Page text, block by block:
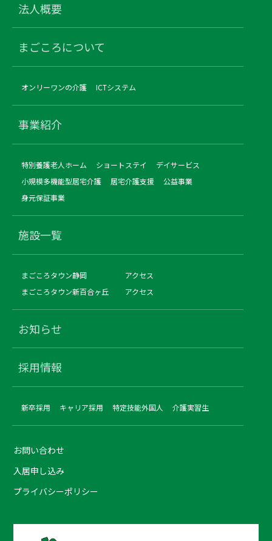
法人概要
まごころについて
オンリーワンの介護 ICTシステム
事業紹介
特別養護老人ホーム ショートステイ
デイサービス
小規模多機能型居宅介護
居宅介護支援
公益事業
身元保証事業
施設一覧
まごころタウン静岡
アクセス
まごころタウン新百合ヶ丘
アクセス
お知らせ
採用情報
新卒採用 キャリア採用 特定技能外国人 介護実習生
お問い合わせ
入居申し込み
プライバシーポリシー